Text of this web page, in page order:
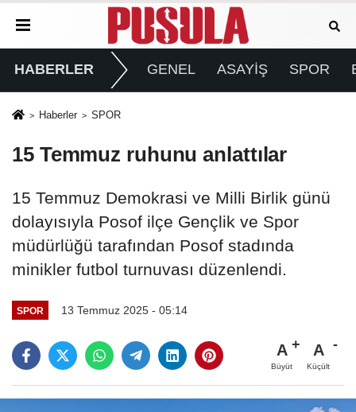
HABERLER GENEL ASAYİŞ SPOR
Haberler SPOR
15 Temmuz ruhunu anlattılar
15 Temmuz Demokrasi ve Milli Birlik günü
dolayısıyla Posof ilçe Gençlik ve Spor
müdürlüğü tarafından Posof stadında
minikler futbol turnuvası düzenlendi.
SPOR 13 Temmuz 2025 - 05:14
A
Büyüt
A
Küçült